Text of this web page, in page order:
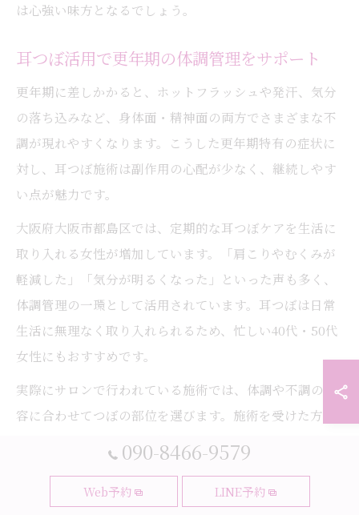
は心強い味方となるでしょう。
耳つぼ活用で更年期の体調管理をサポート
更年期に差しかかると、ホットフラッシュや発汗、気分
の落ち込みなど、身体面・精神面の両方でさまざまな不
調が現れやすくなります。こうした更年期特有の症状に
対し、耳つぼ施術は副作用の心配が少なく、継続しやす
い点が魅力です。
大阪府大阪市都島区では、定期的な耳つぼケアを生活に
取り入れる女性が増加しています。「肩こりやむくみが
軽減した」「気分が明るくなった」といった声も多く、
体調管理の一環として活用されています。耳つぼは日常
生活に無理なく取り入れられるため、忙しい40代・50代
女性にもおすすめです。
実際にサロンで行われている施術では、体調や不調の内
容に合わせてつぼの部位を選びます。施術を受けた方の
可能となっています。
090-8466-9579
Web予約 LINE予約